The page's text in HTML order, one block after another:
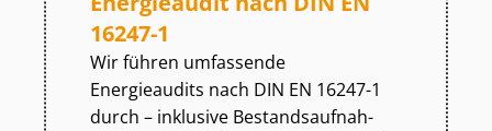
16247-1
Wir führen umfassende
Energieaudits nach DIN EN 16247-1
durch – inklusive Be­stands­auf­nah­